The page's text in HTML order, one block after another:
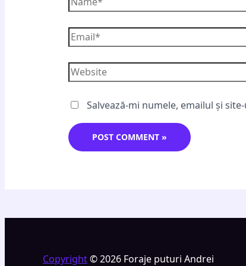
Salvează-mi numele, emailul și
Copyright© 2026 Foraje puturi Andrei